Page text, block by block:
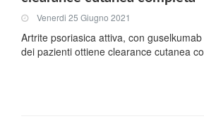
Venerdi 25 Giugno 2021
Artrite psoriasica attiva, con
dei pazienti ottiene clearance cutanea